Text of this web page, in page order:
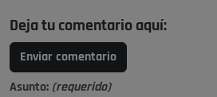
Deja tu comentario aquí:
Enviar comentario
Asunto: (requerido)